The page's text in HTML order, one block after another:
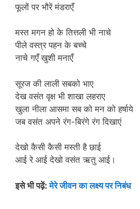
फूलों पर भौरें मंडराएँ
मस्त मगन हो के तित्तली भी नाचे
पीले वस्त्र पहन के बच्चे
नाचे गएँ खुशी मनाएँ
सूरज की लाली सबको भाए
देख वसंत वृक्ष भी शाखा लहराए
खुला नीला आसमा सब को मन को हर्षाये
जब वसंत अपने रंग-बिरंगे रंग दिखाएं
देखो कैसी कैसी मस्ती है छाई
आई रे आई देखो वसंत ऋतु आई।
इसे भी पढ़ें:मेरे जीवन का लक्ष्य पर निबंध